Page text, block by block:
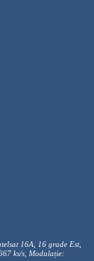
16A, 16 grade Est,
ks/s, Modulație: